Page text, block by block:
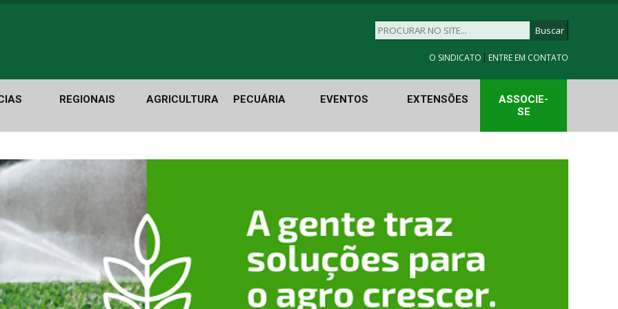
O SINDICATO | ENTRE EM CONTATO
REGIONAIS AGRICULTURA PECUÁRIA EVENTOS EXTENSÕES
ASSOCIE-
SE